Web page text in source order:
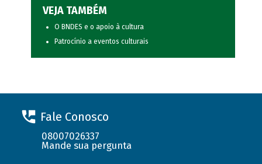
VEJA TAMBÉM
O BNDES e o apoio à cultura
Patrocínio a eventos culturais
Fale Conosco
08007026337
Mande sua pergunta